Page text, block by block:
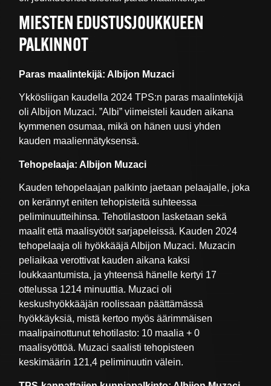
MIESTEN EDUSTUSJOUKKUEEN
PALKINNOT
Paras maalintekijä: Albijon Muzaci
Ykkösliigan kaudella 2024 TPS:n paras maalintekijä
oli Albijon Muzaci. ”Albi” viimeisteli kauden aikana
kymmenen osumaa, mikä on hänen uusi yhden
kauden maaliennätyksensä.
Tehopelaaja: Albijon Muzaci
Kauden tehopelaajan palkinto jaetaan pelaajalle, joka
on kerännyt eniten tehopisteitä suhteessa
peliminuutteihinsa. Tehotilastoon lasketaan sekä
maalit että maalisyötöt sarjapeleissä. Kauden 2024
tehopelaaja oli hyökkääjä Albijon Muzaci. Muzacin
peliaikaa verottivat kauden aikana kaksi
loukkaantumista, ja yhteensä hänelle kertyi 17
ottelussa 1214 minuuttia. Muzaci oli
keskushyökkääjän roolissaan päättämässä
hyökkäyksiä, mistä kertoo myös äärimmäisen
maalipainottunut tehotilasto: 10 maalia + 0
maalisyöttöä. Muzaci saalisti tehopisteen
keskimäärin 121,4 peliminuutin välein.